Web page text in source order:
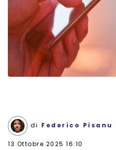
di Federico Pisanu
13 Ottobre 2025 16:10